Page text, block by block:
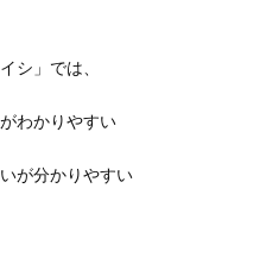
シ」では、
わかりやすい
が分かりやすい